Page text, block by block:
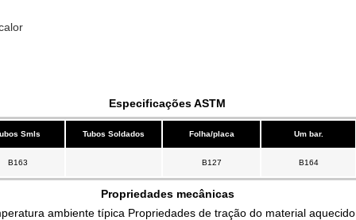
Especificações ASTM
Smls Tubos Soldados Folha/placa Um bar.
B163 B127 B164
Propriedades mecânicas
ambiente típica Propriedades de tração do material aquecido